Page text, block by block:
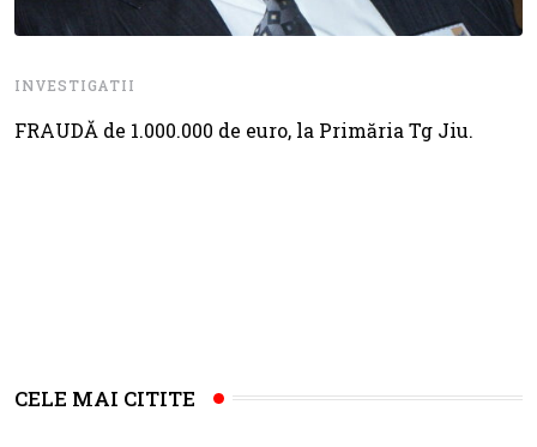
INVESTIGATII
FRAUDĂ de 1.000.000 de euro, la Primăria Tg Jiu.
CELE MAI CITITE